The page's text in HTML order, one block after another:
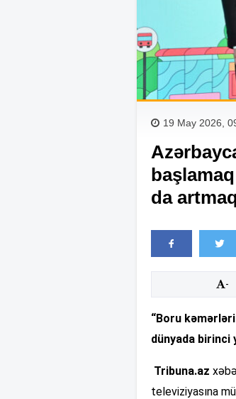
19 May 2026,
da
-
“Boru
dünyada birinci
Tribuna.az
televiziyasına